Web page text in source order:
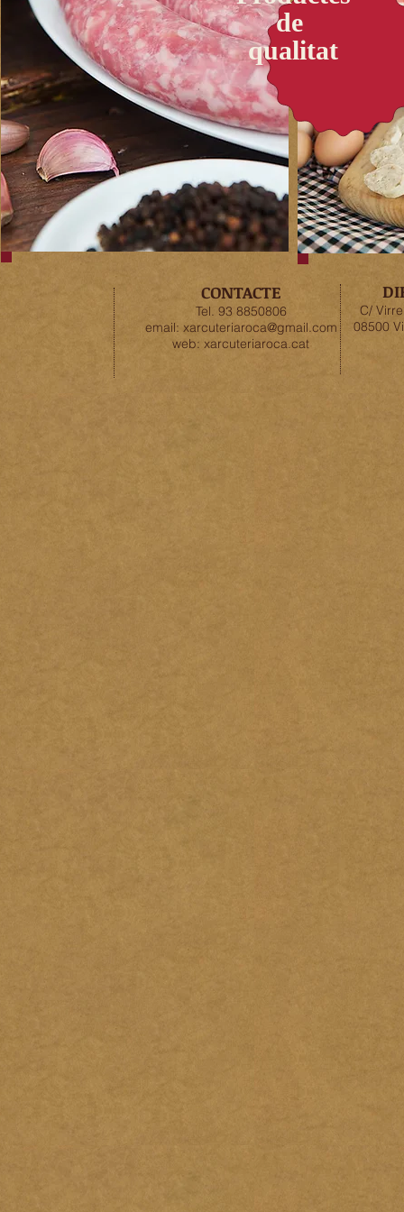
de
qualitat
C/
08500
CONTACTE
Tel. 93 8850806
email: xarcuteriaroca@gmail.com
web: xarcuteriaroca.cat